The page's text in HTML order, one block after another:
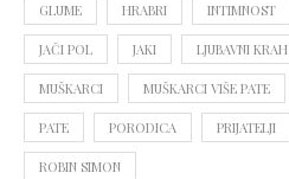
GLUME HRABRI INTIMNOST
JAČI POL JAKI LJUBAVNI KRAH
MUŠKARCI MUŠKARCI VIŠE PATE
PATE PORODICA PRIJATELJI
ROBIN SIMON